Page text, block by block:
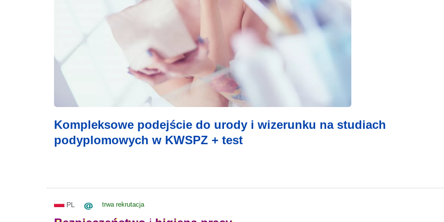
Kompleksowe podejście do urody i wizerunku na studiach
podyplomowych w KWSPZ + test
PL trwa rekrutacja